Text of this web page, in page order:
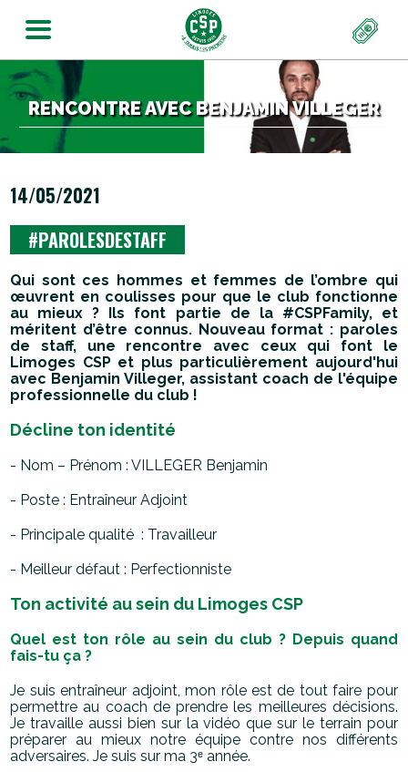
RENCONTRE AVEC BENJAMIN VILLEGER
14/05/2021
#PAROLESDESTAFF
Qui sont ces hommes et femmes de l’ombre qui
œuvrent en coulisses pour que le club fonctionne
au mieux ? Ils font partie de la #CSPFamily, et
méritent d’être connus. Nouveau format : paroles
de staff, une rencontre avec ceux qui font le
Limoges CSP et plus particulièrement aujourd'hui
avec Benjamin Villeger, assistant coach de l'équipe
professionnelle du club !
Décline ton identité
- Nom – Prénom : VILLEGER Benjamin
- Poste : Entraîneur Adjoint
- Principale qualité : Travailleur
- Meilleur défaut : Perfectionniste
Ton activité au sein du Limoges CSP
Quel est ton rôle au sein du club ? Depuis quand
fais-tu ça ?
Je suis entraîneur adjoint, mon rôle est de tout faire pour
permettre au coach de prendre les meilleures décisions.
Je travaille aussi bien sur la vidéo que sur le terrain pour
préparer au mieux notre équipe contre nos différents
adversaires. Je suis sur ma 3ᵉ année.